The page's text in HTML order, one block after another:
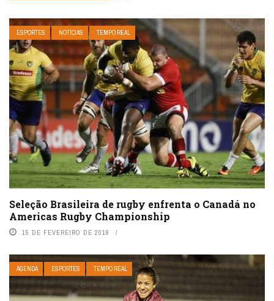
ESPORTES NOTÍCIAS TEMPO REAL
Seleção Brasileira de rugby enfrenta o Canadá no
Americas Rugby Championship
15 DE FEVEREIRO DE 2018
AGENDA ESPORTES TEMPO REAL